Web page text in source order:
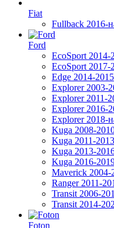
Fiat
Fullback 2016-
Ford
EcoSport 2014-
EcoSport 2017-
Edge 2014-2015
Explorer 2003-
Explorer 2011-
Explorer 2016-
Explorer 2018-
Kuga 2008-
Kuga 2011-2013
Kuga 2013-
Kuga 2016-
Maverick 2004-
Ranger 2011-
Transit 2006-
Transit 2014-
Foton